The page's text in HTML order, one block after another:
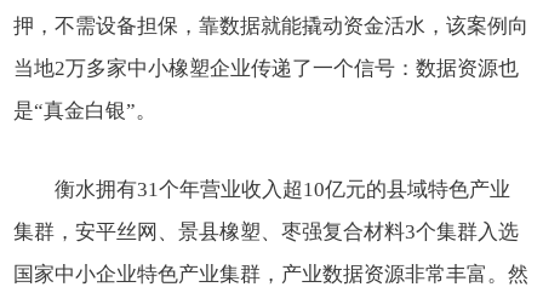
押，不需设备担保，靠数据就能撬动资金活水，该案例向
当地2万多家中小橡塑企业传递了一个信号：数据资源也
是“真金白银”。
衡水拥有31个年营业收入超10亿元的县域特色产业
集群，安平丝网、景县橡塑、枣强复合材料3个集群入选
国家中小企业特色产业集群，产业数据资源非常丰富。然